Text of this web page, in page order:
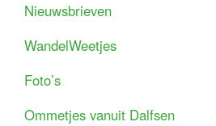
Nieuwsbrieven
WandelWeetjes
Foto’s
Ommetjes vanuit Dalfsen